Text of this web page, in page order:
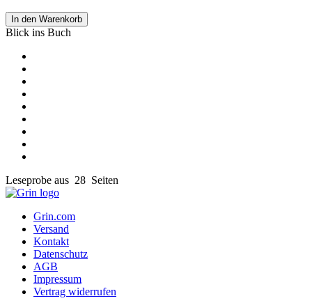
In den Warenkorb
Blick ins Buch
Leseprobe aus 28 Seiten
Grin.com
Versand
Kontakt
Datenschutz
AGB
Impressum
Vertrag widerrufen